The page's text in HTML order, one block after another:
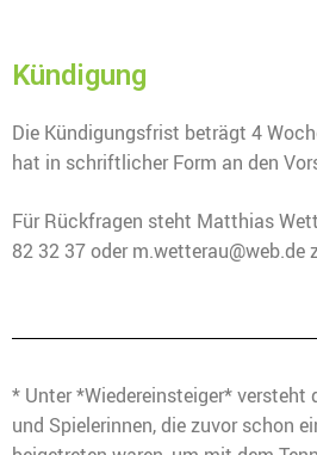
Kündigung
Die Kündigungsfrist beträgt 4
hat in schriftlicher Form an den
Für Rückfragen steht Matthias
82 32 37 oder m.wetterau@web.de
* Unter *Wiedereinsteiger* versteht
und Spielerinnen, die zuvor schon